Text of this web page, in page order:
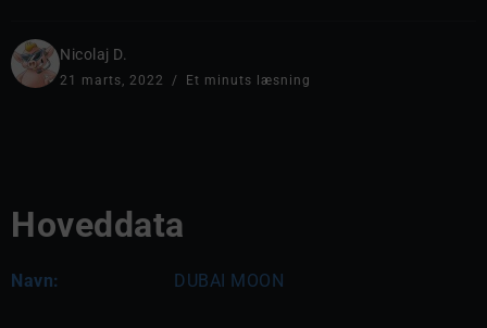
Nicolaj D.
21 marts, 2022 Et minuts læsning
Hoveddata
Navn: DUBAI MOON